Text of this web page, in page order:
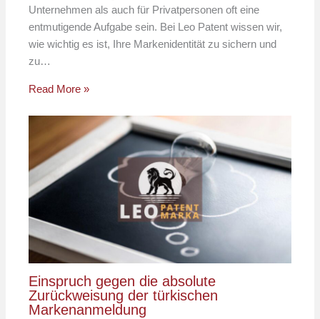
Unternehmen als auch für Privatpersonen oft eine
entmutigende Aufgabe sein. Bei Leo Patent wissen wir,
wie wichtig es ist, Ihre Markenidentität zu sichern und
zu…
Read More »
Einspruch gegen die absolute
Zurückweisung der türkischen
Markenanmeldung